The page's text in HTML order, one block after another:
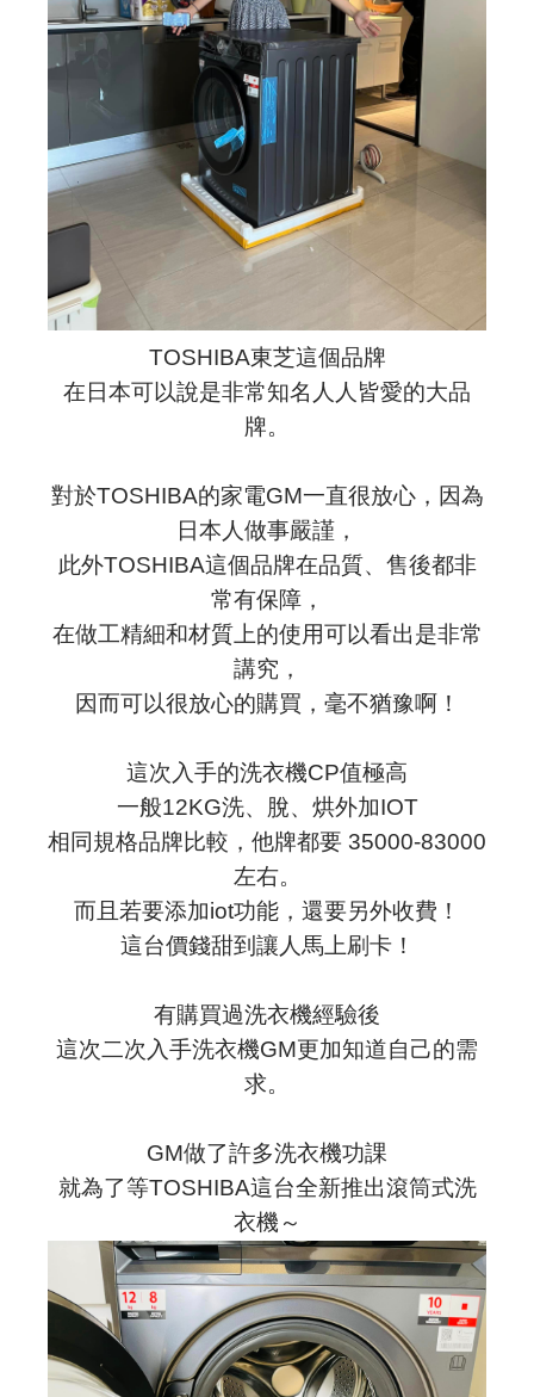
TOSHIBA東芝這個品牌
在日本可以說是非常知名人人皆愛的大品
牌。
對於TOSHIBA的家電GM一直很放心，因為
日本人做事嚴謹，
此外TOSHIBA這個品牌在品質、售後都非
常有保障，
在做工精細和材質上的使用可以看出是非常
講究，
因而可以很放心的購買，毫不猶豫啊！
這次入手的洗衣機CP值極高
一般12KG洗、脫、烘外加IOT
相同規格品牌比較，他牌都要 35000-83000
左右。
而且若要添加iot功能，還要另外收費！
這台價錢甜到讓人馬上刷卡！
有購買過洗衣機經驗後
這次二次入手洗衣機GM更加知道自己的需
求。
GM做了許多洗衣機功課
就為了等TOSHIBA這台全新推出滾筒式洗
衣機～